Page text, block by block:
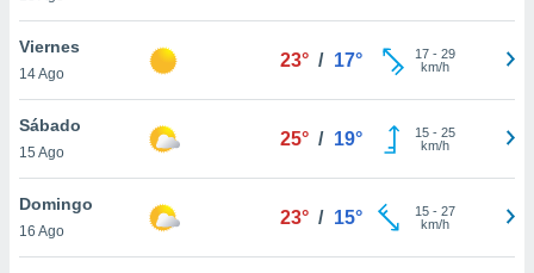
disponible
cookies
aceptar
Viernes
14 Ago
23° / 17° 17- 29
km/h
Sábado
15 Ago
25° / 19° 15- 25
km/h
Domingo
16 Ago
23° / 15° 15- 27
km/h